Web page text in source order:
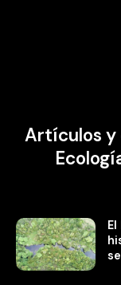
Artículos y